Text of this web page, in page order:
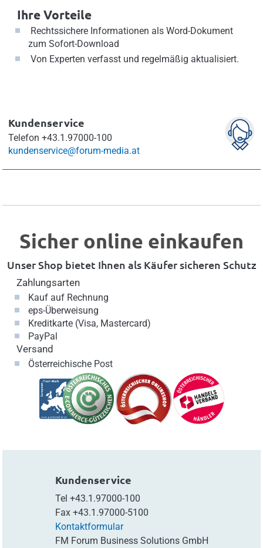
Ihre Vorteile
Rechtssichere Informationen als Word-Dokument
zum Sofort-Download
Von Experten verfasst und regelmäßig aktualisiert.
Kundenservice
Telefon +43.1.97000-100
kundenservice@forum-media.at
Sicher online einkaufen
Unser Shop bietet Ihnen als Käufer sicheren Schutz
Zahlungsarten
Kauf auf Rechnung
eps-Überweisung
Kreditkarte (Visa, Mastercard)
PayPal
Versand
Österreichische Post
Kundenservice
Tel +43.1.97000-100
Fax +43.1.97000-5100
Kontaktformular
FM Forum Business Solutions GmbH